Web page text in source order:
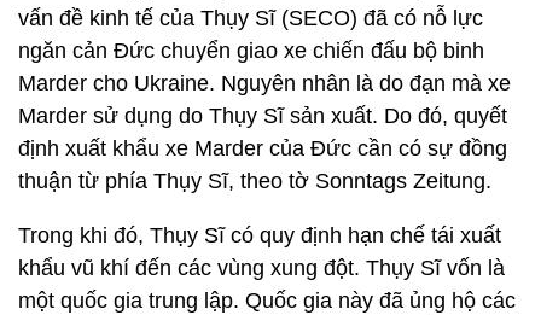
vấn đề kinh tế của Thụy Sĩ (SECO) đã có nỗ lực
ngăn cản Đức chuyển giao xe chiến đấu bộ binh
Marder cho Ukraine. Nguyên nhân là do đạn mà xe
Marder sử dụng do Thụy Sĩ sản xuất. Do đó, quyết
định xuất khẩu xe Marder của Đức cần có sự đồng
thuận từ phía Thụy Sĩ, theo tờ Sonntags Zeitung.
Trong khi đó, Thụy Sĩ có quy định hạn chế tái xuất
khẩu vũ khí đến các vùng xung đột. Thụy Sĩ vốn là
một quốc gia trung lập. Quốc gia này đã ủng hộ các